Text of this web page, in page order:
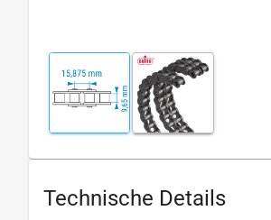
Technische Details